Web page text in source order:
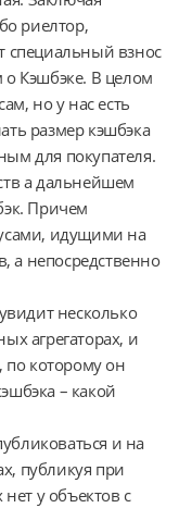
риелтор,
специальный взнос
Кэшбэке. В целом
но у нас есть
размер кэшбэка
для покупателя.
а дальнейшем
Причем
идущими на
а непосредственно
несколько
агрегаторах, и
по которому он
– какой
и на
публикуя при
у объектов с